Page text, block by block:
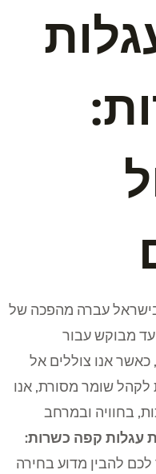
בישראל עברה מהפכה של
מבוקש עבור
כאשר אנו צוללים אל
לקהל שומר מסורת, אנו
בחוויה ובמרחב
עגלות קפה כשרות:
לכם להבין מדוע בחירה